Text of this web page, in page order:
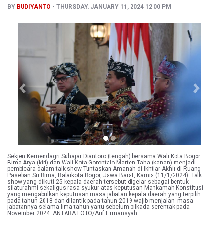
BY BUDIYANTO THURSDAY, JANUARY 11, 2024 12:00 PM
Previous Next
Sekjen Kemendagri Suhajar Diantoro (tengah) bersama Wali Kota Bogor
Bima Arya (kiri) dan Wali Kota Gorontalo Marten Taha (kanan) menjadi
pembicara dalam talk show Tuntaskan Amanah di Ikhtiar Akhir di Ruang
Paseban Sri Bima, Balaikota Bogor, Jawa Barat, Kamis (11/1/2024). Talk
show yang diikuti 25 kepala daerah tersebut digelar sebagai bentuk
silaturahmi sekaligus rasa syukur atas keputusan Mahkamah Konstitusi
yang mengabulkan keputusan masa jabatan kepala daerah yang terpilih
pada tahun 2018 dan dilantik pada tahun 2019 wajib menjalani masa
jabatannya selama lima tahun yaitu sebelum pilkada serentak pada
November 2024. ANTARA FOTO/Arif Firmansyah